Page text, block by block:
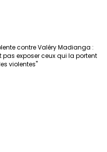
contre Valéry Madianga :
exposer ceux qui la portent
violentes"